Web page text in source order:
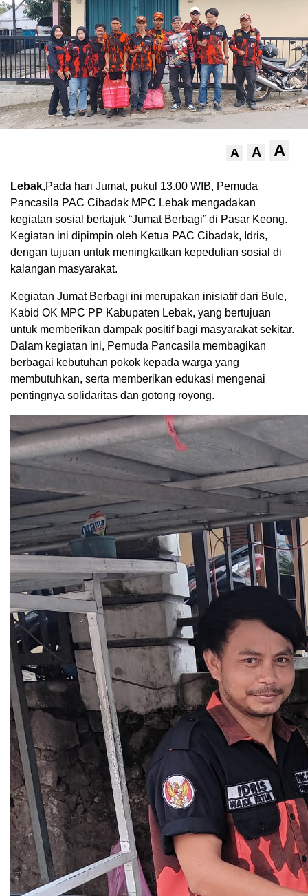
A A A
Lebak,Pada hari Jumat, pukul 13.00 WIB, Pemuda
Pancasila PAC Cibadak MPC Lebak mengadakan
kegiatan sosial bertajuk “Jumat Berbagi” di Pasar Keong.
Kegiatan ini dipimpin oleh Ketua PAC Cibadak, Idris,
dengan tujuan untuk meningkatkan kepedulian sosial di
kalangan masyarakat.
Kegiatan Jumat Berbagi ini merupakan inisiatif dari Bule,
Kabid OK MPC PP Kabupaten Lebak, yang bertujuan
untuk memberikan dampak positif bagi masyarakat sekitar.
Dalam kegiatan ini, Pemuda Pancasila membagikan
berbagai kebutuhan pokok kepada warga yang
membutuhkan, serta memberikan edukasi mengenai
pentingnya solidaritas dan gotong royong.